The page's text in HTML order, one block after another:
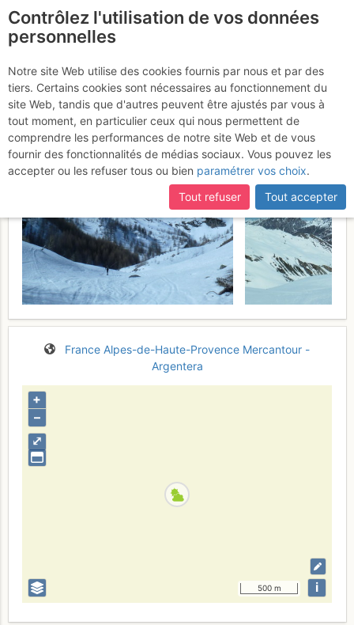
Tête de Fer : Versant N
Dimanche 19 mars 2017
France Alpes-de-Haute-Provence Mercantour -
Argentera
⤢
+
–
500 m i
Contrôlez l'utilisation de vos données
personnelles
Notre site Web utilise des cookies fournis par nous et par des
tiers. Certains cookies sont nécessaires au fonctionnement du
site Web, tandis que d'autres peuvent être ajustés par vous à
tout moment, en particulier ceux qui nous permettent de
comprendre les performances de notre site Web et de vous
fournir des fonctionnalités de médias sociaux. Vous pouvez les
accepter ou les refuser tous ou bien paramétrer vos choix.
Tout refuser
Tout accepter